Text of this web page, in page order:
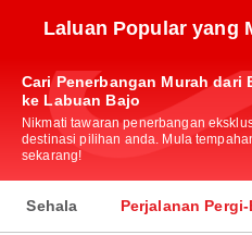
Laluan Popular yang
Cari Penerbangan Murah dari
ke Labuan Bajo
Nikmati tawaran penerbangan
destinasi pilihan anda. Mula
sekarang!
Sehala Perjalanan